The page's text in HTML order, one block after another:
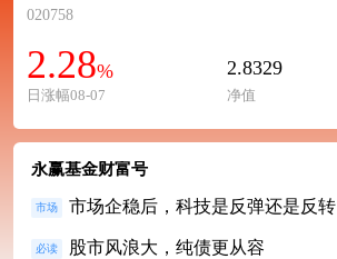
020758
2.28%
日涨幅08-07
2.8329
净值
永赢基金财富号
市场 市场企稳后，科技是反弹还是反转
必读 股市风浪大，纯债更从容